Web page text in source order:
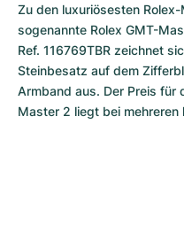
Zu den luxuriösesten
sogenannte Rolex GMT-
Ref. 116769TBR zeichnet
Steinbesatz auf dem
Armband aus. Der Preis für
Master 2 liegt bei mehreren